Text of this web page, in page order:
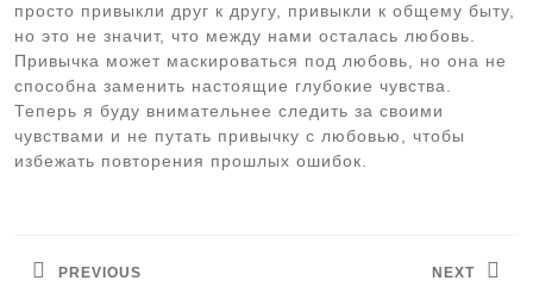
просто привыкли друг к другу, привыкли к общему быту,
но это не значит, что между нами осталась любовь.
Привычка может маскироваться под любовь, но она не
способна заменить настоящие глубокие чувства.
Теперь я буду внимательнее следить за своими
чувствами и не путать привычку с любовью, чтобы
избежать повторения прошлых ошибок.
записям
PREVIOUS NEXT